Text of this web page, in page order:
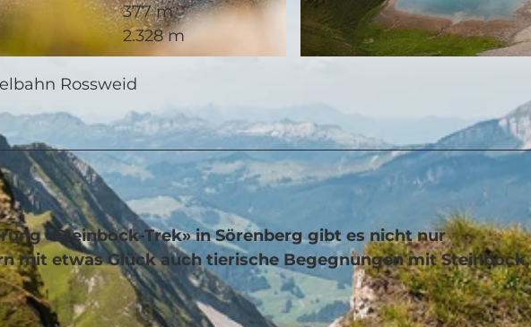
377 m
2.328 m
Rossweid
«Steinbock-Trek» in Sörenberg gibt es nicht nur
mit etwas Glück auch tierische Begegnungen mit Steinbock,